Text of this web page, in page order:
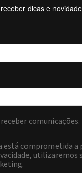
dicas e
Forti Firewall
/ TELEFONE